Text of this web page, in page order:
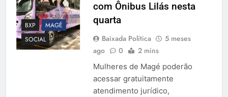
BXP
MAGÉ
SOCIAL
com Ônibus Lilás nesta
quarta
Baixada Política
5 meses
ago
0 2 mins
Mulheres de Magé poderão
acessar gratuitamente
atendimento jurídico,